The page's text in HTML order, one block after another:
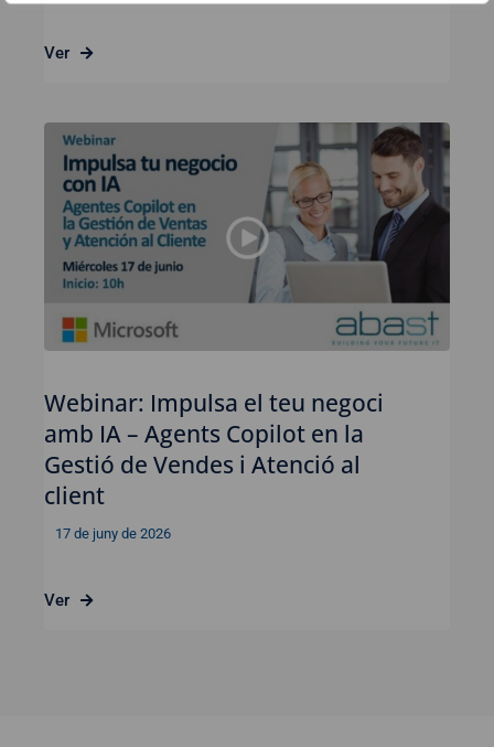
Ver
Webinar: Impulsa el teu negoci
amb IA – Agents Copilot en la
Gestió de Vendes i Atenció al
client
17 de juny de 2026
Ver